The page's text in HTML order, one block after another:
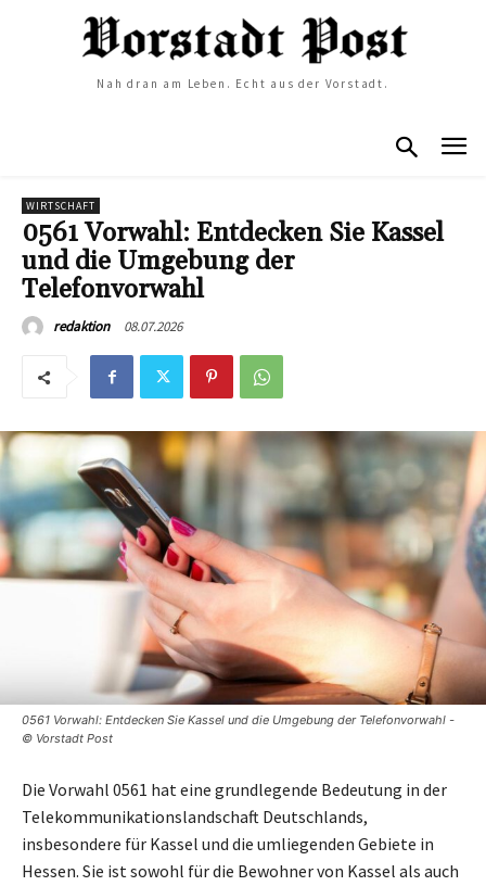
Nah dran am Leben. Echt aus der Vorstadt.
WIRTSCHAFT
0561 Vorwahl: Entdecken Sie Kassel
und die Umgebung der
Telefonvorwahl
redaktion 08.07.2026
0561 Vorwahl: Entdecken Sie Kassel und die Umgebung der Telefonvorwahl -
© Vorstadt Post
Die Vorwahl 0561 hat eine grundlegende Bedeutung in der
Telekommunikationslandschaft Deutschlands,
insbesondere für Kassel und die umliegenden Gebiete in
Hessen. Sie ist sowohl für die Bewohner von Kassel als auch